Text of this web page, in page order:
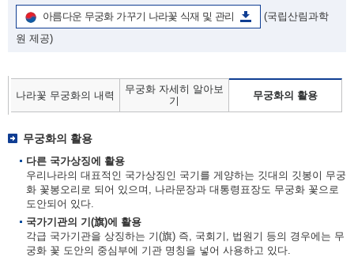
아름다운 무궁화 가꾸기 나라꽃 식재 및 관리
(국립산림과학
원 제공)
나라꽃 무궁화의 내력
무궁화 자세히 알아보
기
무궁화의 활용
무궁화의 활용
다른 국가상징에 활용
우리나라의 대표적인 국가상징인 국기를 게양하는 깃대의 깃봉이 무궁
화 꽃봉오리로 되어 있으며, 나라문장과 대통령표장도 무궁화 꽃으로
도안되어 있다.
국가기관의 기(旗)에 활용
각급 국가기관을 상징하는 기(旗) 즉, 국회기, 법원기 등의 경우에는 무
궁화 꽃 도안의 중심부에 기관 명칭을 넣어 사용하고 있다.